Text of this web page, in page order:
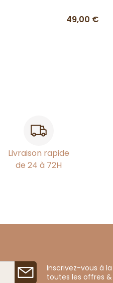
49,00 €
Livraison rapide
de 24 à 72H
Inscrivez-vous à
toutes les offres